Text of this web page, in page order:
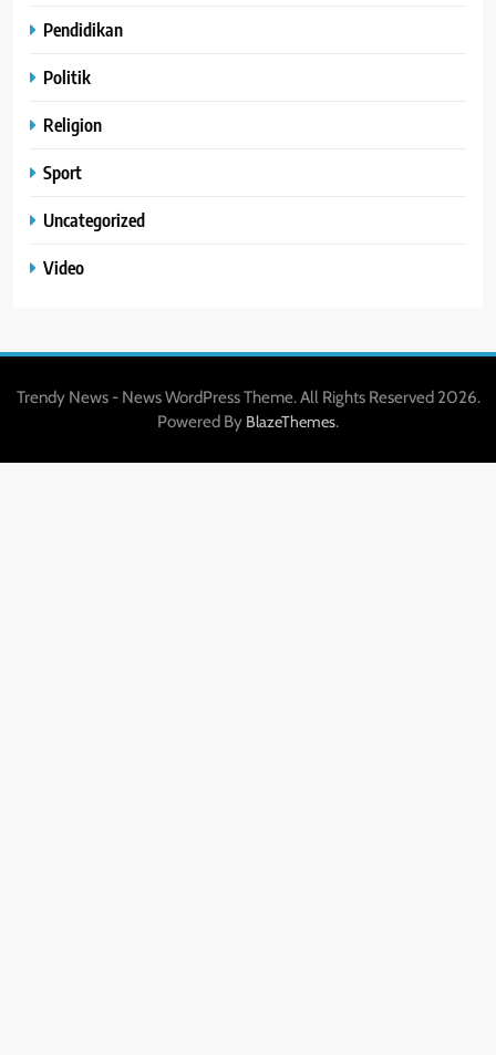
Pendidikan
Politik
Religion
Sport
Uncategorized
Video
Trendy News - News WordPress Theme. All Rights Reserved 2026.
Powered By BlazeThemes.